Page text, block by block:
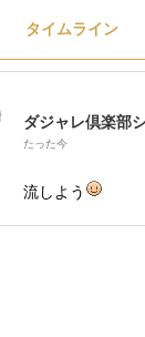
タイムライン
ダジャレ倶楽部
たった今
流しよう